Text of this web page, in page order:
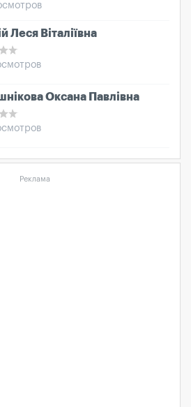
Леся Віталіївна
Оксана Павлівна
Реклама